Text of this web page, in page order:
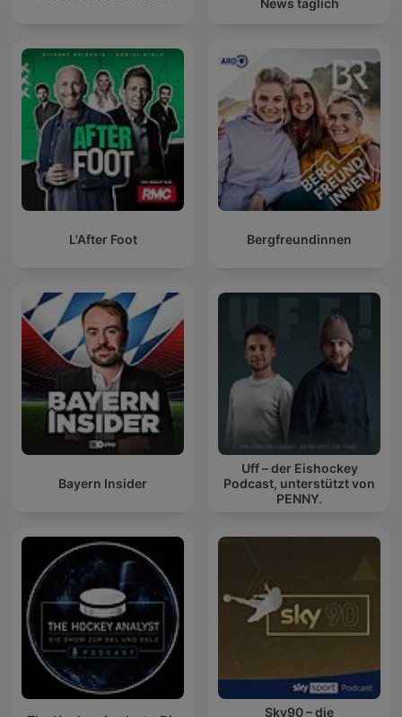
L'After Foot Bergfreundinnen
Bayern Insider
Uff – der Eishockey
Podcast, unterstützt von
PENNY.
Sky90 – die